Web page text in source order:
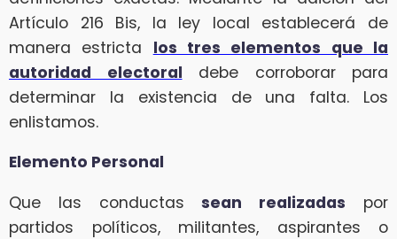
Artículo 216 Bis, la ley local establecerá de
manera estricta los tres elementos que la
autoridad electoral debe corroborar para
determinar la existencia de una falta. Los
enlistamos.
Elemento Personal
Que las conductassean realizadas por
partidos políticos, militantes, aspirantes o